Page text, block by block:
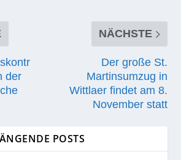
der
NÄCHSTE
Der große St.
Martinsumzug in
Wittlaer findet am 8.
November statt
POSTS